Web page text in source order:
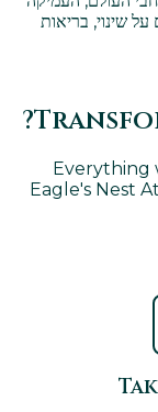
שינוי, בריאות
Everything
Eagle's Nest